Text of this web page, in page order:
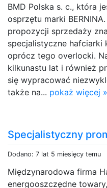
BMD Polska s. c., która
osprzętu marki
propozycji sprzedaży
specjalistyczne hafciarki
oprócz tego overlocki.
kilkunastu lat i również
się wypracować
także na... pokaż więcej »
Specjalistyczny
Dodano: 7 lat 5 miesięcy temu
Międzynarodowa firma
energooszczędne